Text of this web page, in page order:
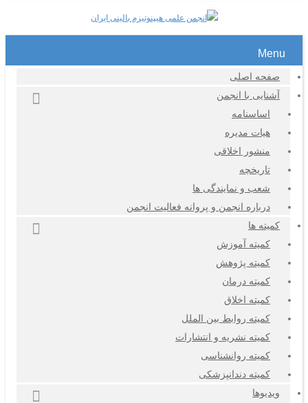
Menu
صفحه اصلی
آشنایی با انجمن
اساسنامه
هیات مدیره
منشور اخلاقی
تاریخچه
شعب و نمایندگی ها
درباره انجمن و پروانه فعالیت انجمن
کمیته ها
کمیته آموزش
کمیته پژوهش
کمیته درمان
کمیته اخلاق
کمیته روابط بین الملل
کمیته نشریه و انتشارات
کمیته روانشناسی
کمیته دندانپزشکی
ویدیوها